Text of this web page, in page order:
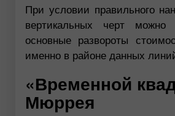
При условии правильного
вертикальных черт можно
основные развороты
именно в районе данных
«Временной
Мюррея